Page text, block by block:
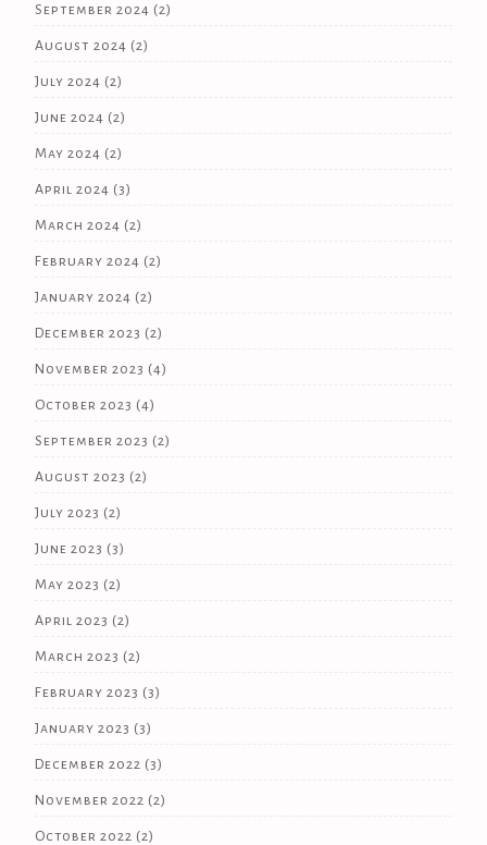
September 2024 (2)
August 2024 (2)
July 2024 (2)
June 2024 (2)
May 2024 (2)
April 2024 (3)
March 2024 (2)
February 2024 (2)
January 2024 (2)
December 2023 (2)
November 2023 (4)
October 2023 (4)
September 2023 (2)
August 2023 (2)
July 2023 (2)
June 2023 (3)
May 2023 (2)
April 2023 (2)
March 2023 (2)
February 2023 (3)
January 2023 (3)
December 2022 (3)
November 2022 (2)
October 2022 (2)